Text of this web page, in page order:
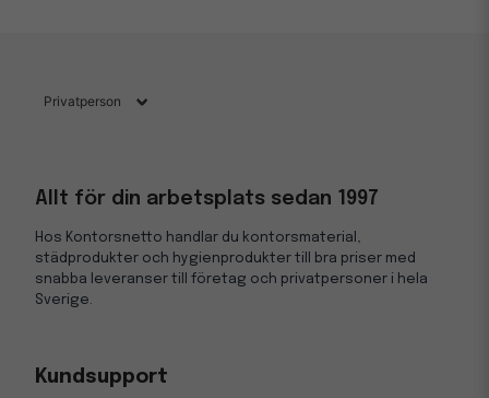
Allt för din arbetsplats sedan 1997
Hos Kontorsnetto handlar du kontorsmaterial,
städprodukter och hygienprodukter till bra priser med
snabba leveranser till företag och privatpersoner i hela
Sverige.
Kundsupport